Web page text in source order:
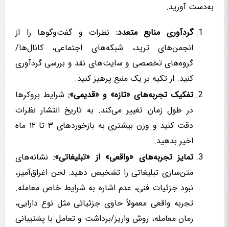
به‌دست آورید.
گردآوری منابع متعدد: نظرات و گفت‌وگوها را از
انجمن‌های ترید، شبکه‌های اجتماعی، کانال‌ها/
گروه‌های تخصصی و سایت‌های نقد و بررسی گردآوری
کنید. از تکیه بر یک منبع پرهیز کنید.
تفکیک تجربه‌های «تازه» و «قدیمی»: شرایط بروکرها
در طول زمان تغییر می‌کند. به تاریخ انتشار نظرات
دقت کنید و وزن بیشتری به بازخوردهای ۳ تا ۱۲ ماه
اخیر بدهید.
تمایز تجربه‌های «واقعی» از «تبلیغاتی»:نشانه‌های
متن‌سازی تبلیغاتی را تشخیص دهید: لحن اغراق‌آمیز،
نبود جزئیات فنی، عدم اشاره به شرایط خاص معامله.
تجربه واقعی معمولاً حاوی جزئیاتی مثل نوع دارایی،
زمان معامله، روش واریز/برداشت و تعامل با پشتیبانی